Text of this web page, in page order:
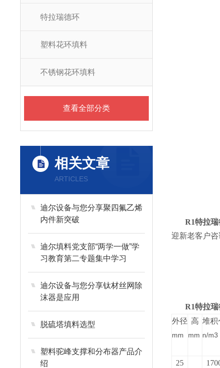
特拉瑞德环
塑料花环填料
不锈钢花环填料
查看全部分类
相关文章
ARTICLES
迪尔设备与您分享聚四氟乙烯
内件新突破
迪尔填料党支部“两学一做”学
习教育第二专题集中学习
迪尔设备与您分享钛材丝网除
沫器是应用
脱硫塔填料选型
塑料驼峰支撑和分布器产品介
绍
R1特拉
迎新老客户
R1特拉
外径
mm
高
mm
堆积
n/m3
25